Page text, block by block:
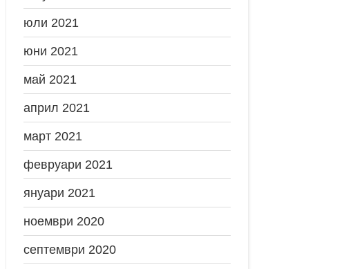
юли 2021
юни 2021
май 2021
април 2021
март 2021
февруари 2021
януари 2021
ноември 2020
септември 2020